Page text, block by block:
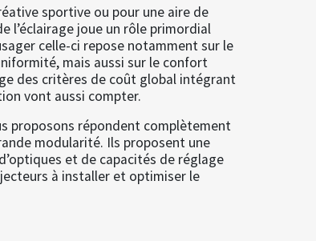
sportive ou pour une aire de
l’éclairage joue un rôle primordial
celle-ci repose notamment sur le
mais aussi sur le confort
des critères de coût global intégrant
vont aussi compter.
proposons répondent complètement
modularité. Ils proposent une
et de capacités de réglage
à installer et optimiser le